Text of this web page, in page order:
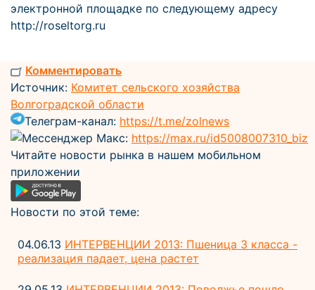
электронной площадке по следующему адресу
http://roseltorg.ru
Комментировать
Источник: Комитет сельского хозяйства
Волгоградской области
Телеграм-канал: https://t.me/zolnews
Мессенджер Макс: https://max.ru/id5008007310_biz
Читайте новости рынка в нашем мобильном
приложении
Новости по этой теме:
04.06.13 ИНТЕРВЕНЦИИ 2013: Пшеница 3 класса -
реализация падает, цена растет